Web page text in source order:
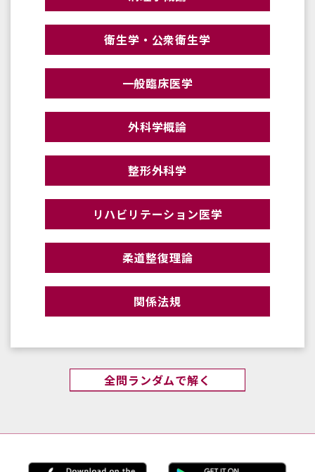
衛生学・公衆衛生学
一般臨床医学
外科学概論
整形外科学
リハビリテーション医学
柔道整復理論
関係法規
全問ランダムで解く